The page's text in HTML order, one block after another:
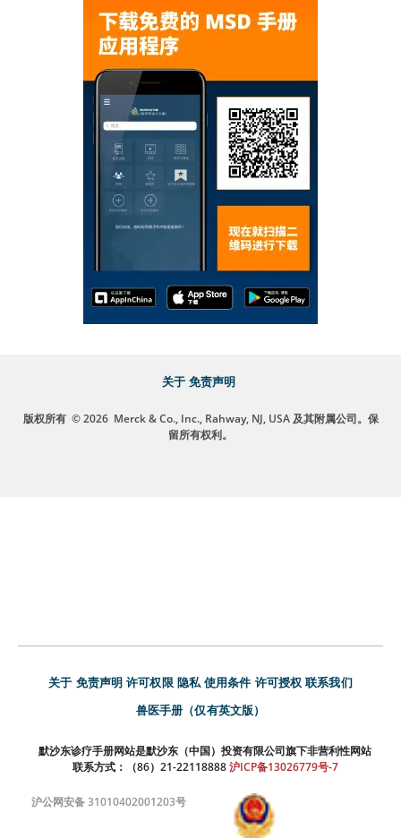
关于 免责声明
版权所有 © 2026 Merck & Co., Inc., Rahway, NJ, USA 及其附属公司。保
留所有权利。
关于 免责声明 许可权限 隐私 使用条件 许可授权 联系我们
兽医手册（仅有英文版）
默沙东诊疗手册网站是默沙东（中国）投资有限公司旗下非营利性网站
联系方式：（86）21-22118888 沪ICP备13026779号-7
沪公网安备 31010402001203号